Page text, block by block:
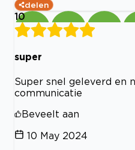
delen
10
super
Super snel geleverd en
communicatie
Beveelt aan
10 May 2024